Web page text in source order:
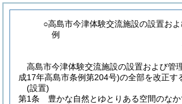
○高島市今津体験交流施設の設置お
例
高島市今津体験交流施設の設置および管
成17年高島市条例第204号)の全部を改正す
(設置)
第1条
豊かな自然とゆとりある空間のなか